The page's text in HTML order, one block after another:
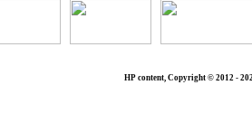
HP content, Copyright © 2012 -